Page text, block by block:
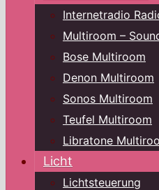
Internetradio
Multiroom –
Bose Multiroom
Denon Multiroom
Sonos Multiroom
Teufel Multiroom
Libratone
Licht
Lichtsteuerung